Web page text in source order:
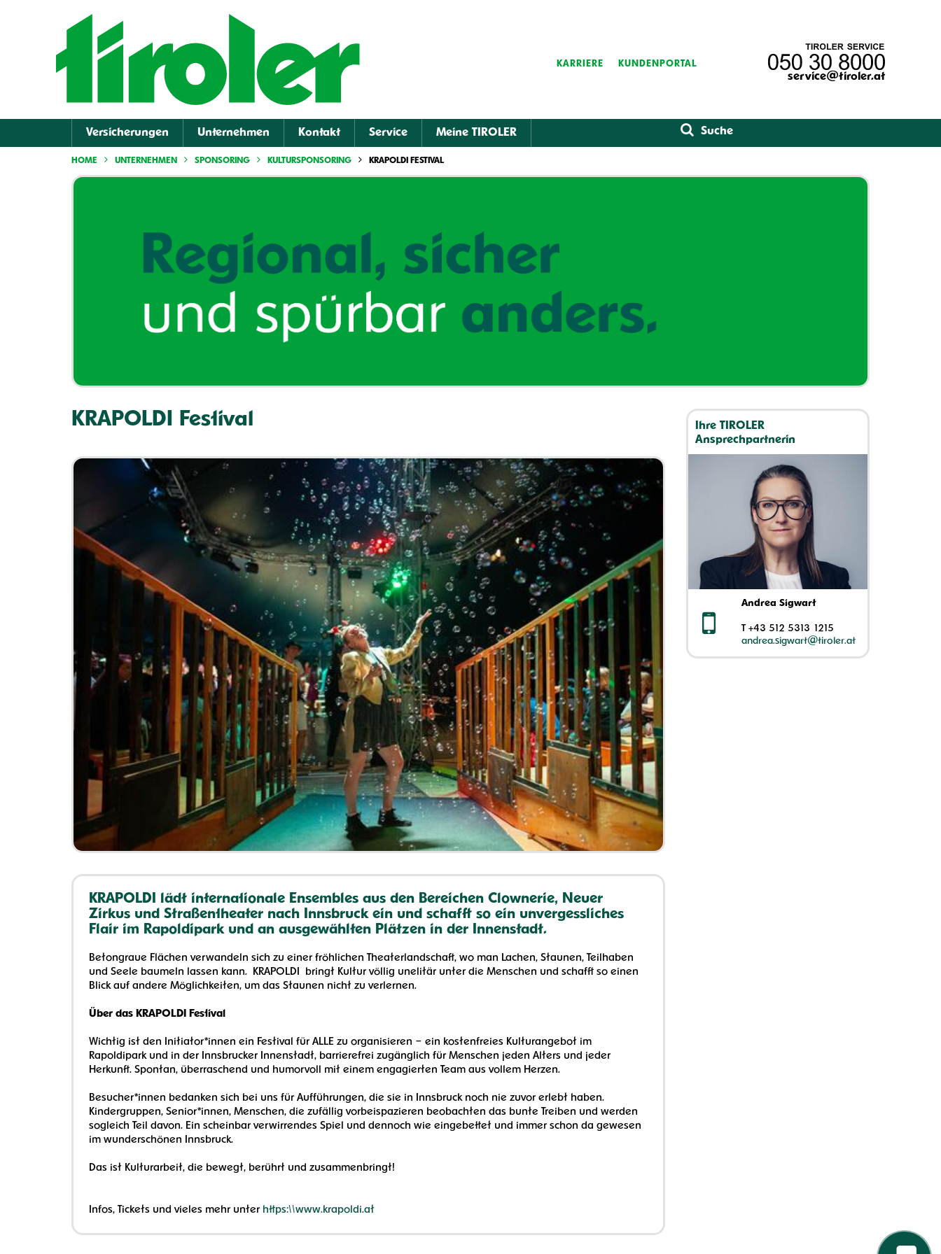
service@tiroler.at
KARRIERE KUNDENPORTAL
Versicherungen Unternehmen Kontakt Service Meine TIROLER
HOME UNTERNEHMEN SPONSORING KULTURSPONSORING KRAPOLDI FESTIVAL
KRAPOLDI Festival
KRAPOLDI lädt internationale Ensembles aus den Bereichen Clownerie, Neuer
Zirkus und Straßentheater nach Innsbruck ein und schafft so ein unvergessliches
Flair im Rapoldipark und an ausgewählten Plätzen in der Innenstadt.
Betongraue Flächen verwandeln sich zu einer fröhlichen Theaterlandschaft, wo man Lachen, Staunen, Teilhaben
und Seele baumeln lassen kann. KRAPOLDI bringt Kultur völlig unelitär unter die Menschen und schafft so einen
Blick auf andere Möglichkeiten, um das Staunen nicht zu verlernen.
Über das KRAPOLDI Festival
Wichtig ist den Initiator*innen ein Festival für ALLE zu organisieren – ein kostenfreies Kulturangebot im
Rapoldipark und in der Innsbrucker Innenstadt, barrierefrei zugänglich für Menschen jeden Alters und jeder
Herkunft. Spontan, überraschend und humorvoll mit einem engagierten Team aus vollem Herzen.
Besucher*innen bedanken sich bei uns für Aufführungen, die sie in Innsbruck noch nie zuvor erlebt haben.
Kindergruppen, Senior*innen, Menschen, die zufällig vorbeispazieren beobachten das bunte Treiben und werden
sogleich Teil davon. Ein scheinbar verwirrendes Spiel und dennoch wie eingebettet und immer schon da gewesen
im wunderschönen Innsbruck.
Das ist Kulturarbeit, die bewegt, berührt und zusammenbringt!
Infos, Tickets und vieles mehr unter https:\\www.krapoldi.at
Ihre TIROLER
Ansprechpartnerin
Andrea Sigwart
T +43 512 5313 1215
andrea.sigwart@tiroler.at